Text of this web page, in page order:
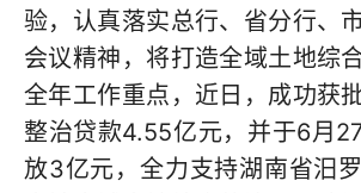
验，认真落实总行、省分行、
会议精神，将打造全域土地综
全年工作重点，近日，成功获
整治贷款4.55亿元，并于6月
放3亿元，全力支持湖南省汨